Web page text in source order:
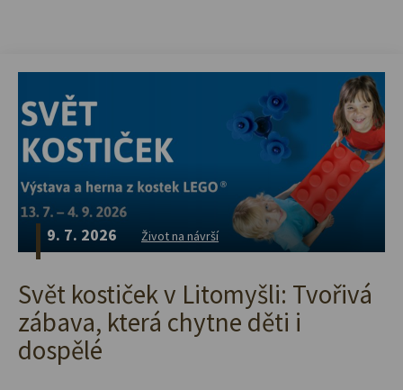
9. 7. 2026 Život na návrší
Svět kostiček v Litomyšli: Tvořivá
zábava, která chytne děti i
dospělé